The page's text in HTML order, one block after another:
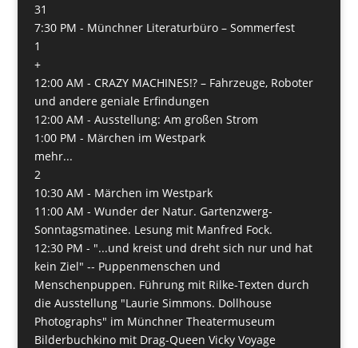
31
7:30 PM - Münchner Literaturbüro – Sommerfest
1
+
12:00 AM - CRAZY MACHINES!? – Fahrzeuge, Roboter
und andere geniale Erfindungen
12:00 AM - Ausstellung: Am großen Strom
1:00 PM - Märchen im Westpark
mehr...
2
10:30 AM - Märchen im Westpark
11:00 AM - Wunder der Natur. Gartenzwerg-
Sonntagsmatinee. Lesung mit Manfred Fock.
12:30 PM - "...und kreist und dreht sich nur und hat
kein Ziel" -- Puppenmenschen und
Menschenpuppen. Führung mit Rilke-Texten durch
die Ausstellung "Laurie Simmons. Dollhouse
Photographs" im Münchner Theatermuseum
Bilderbuchkino mit Drag-Queen Vicky Voyage